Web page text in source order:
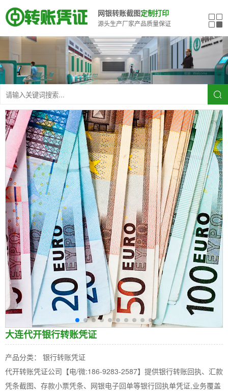
网银转账截图定制打印
源头生产厂家产品质量保证
大连代开银行转账凭证
产品分类： 银行转账凭证
代开转账凭证公司【电/微:186-9283-2587】提供银行转账回执、汇款
凭条截图、存款小票凭条、网银电子回单等银行回执单凭证,业务覆盖